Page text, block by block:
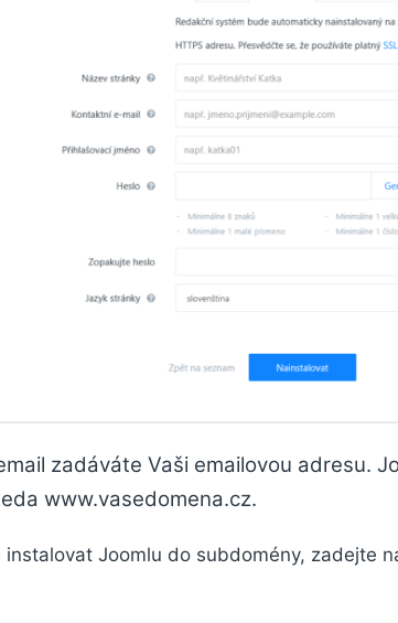
zadáváte Vaši emailovou adresu.
www.vasedomena.cz.
instalovat Joomlu do subdomény, zadejte